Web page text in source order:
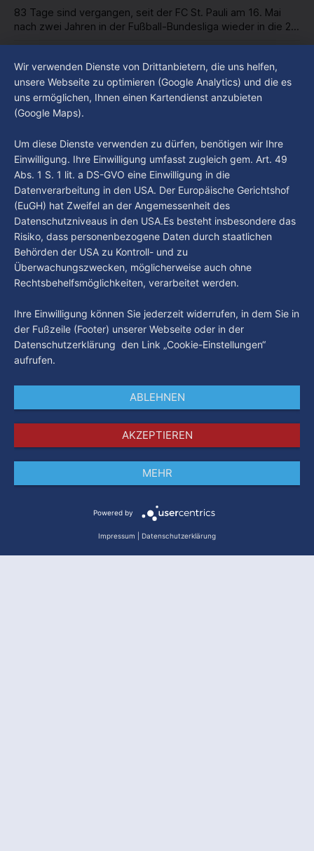
83 Tage sind vergangen, seit der FC St. Pauli am 16. Mai
nach zwei Jahren in der Fußball-Bundesliga wieder in die 2.
haben den Kiezclub verlassen. Dafür kamen in den letzten
Wochen einige
Im Gespräch mit Christian Pothe - Heute zu
Gast: Götz Tintelnot
By Luca Kimmel 6. Aug. 2026
Nissi's Kunstwelt - Folge 18
By Luca Kimmel 6. Aug. 2026
Datenschutz
Wir verwenden Dienste von Drittanbietern, die uns helfen,
unsere Webseite zu optimieren (Google Analytics) und die es
uns ermöglichen, Ihnen einen Kartendienst anzubieten
(Google Maps).
Um diese Dienste verwenden zu dürfen, benötigen wir Ihre
Einwilligung. Ihre Einwilligung umfasst zugleich gem. Art. 49
Abs. 1 S. 1 lit. a DS-GVO eine Einwilligung in die
Datenverarbeitung in den USA. Der Europäische Gerichtshof
(EuGH) hat Zweifel an der Angemessenheit des
Datenschutzniveaus in den USA.Es besteht insbesondere das
Risiko, dass personenbezogene Daten durch staatlichen
Behörden der USA zu Kontroll- und zu
Überwachungszwecken, möglicherweise auch ohne
Rechtsbehelfsmöglichkeiten, verarbeitet werden.
Ihre Einwilligung können Sie jederzeit widerrufen, in dem Sie in
der Fußzeile (Footer) unserer Webseite oder in der
Datenschutzerklärung den Link „Cookie-Einstellungen“
aufrufen.
ABLEHNEN
AKZEPTIEREN
MEHR
Powered by
Impressum Datenschutzerklärung